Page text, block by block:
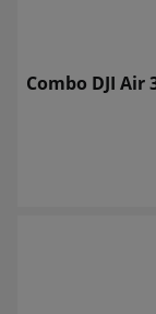
Combo DJI Air